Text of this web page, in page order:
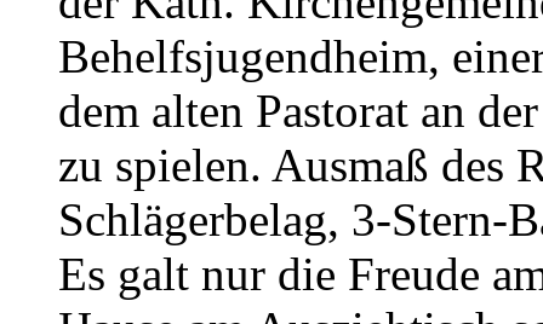
Behelfsjugendheim,
dem alten Pastorat an
zu spielen. Ausmaß des
Schlägerbelag, 3-Stern-
Es galt nur die Freude